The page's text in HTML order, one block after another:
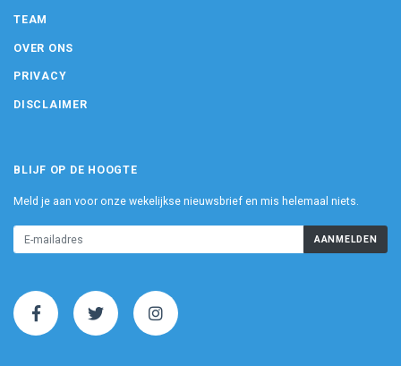
TEAM
OVER ONS
PRIVACY
DISCLAIMER
BLIJF OP DE HOOGTE
Meld je aan voor onze wekelijkse nieuwsbrief en mis helemaal niets.
AANMELDEN